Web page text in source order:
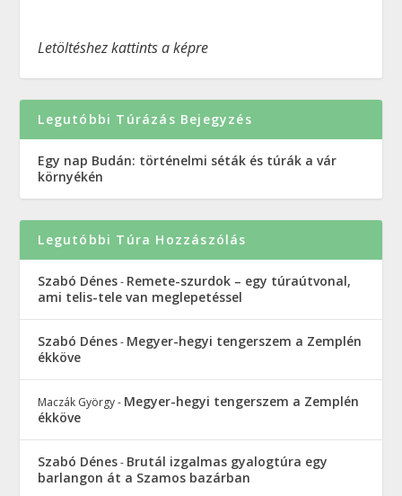
Letöltéshez kattints a képre
Legutóbbi Túrázás Bejegyzés
Egy nap Budán: történelmi séták és túrák a vár
környékén
Legutóbbi Túra Hozzászólás
Szabó Dénes- Remete-szurdok – egy túraútvonal,
ami telis-tele van meglepetéssel
Szabó Dénes- Megyer-hegyi tengerszem a Zemplén
ékköve
Maczák György- Megyer-hegyi tengerszem a Zemplén
ékköve
Szabó Dénes- Brutál izgalmas gyalogtúra egy
barlangon át a Szamos bazárban